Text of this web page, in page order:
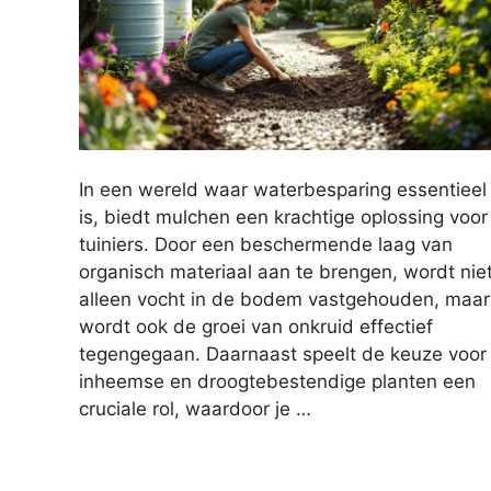
In een wereld waar waterbesparing essentieel
is, biedt mulchen een krachtige oplossing voor
tuiniers. Door een beschermende laag van
organisch materiaal aan te brengen, wordt
alleen vocht in de bodem vastgehouden, maar
wordt ook de groei van onkruid effectief
tegengegaan. Daarnaast speelt de keuze voor
inheemse en droogtebestendige planten een
cruciale rol, waardoor je …